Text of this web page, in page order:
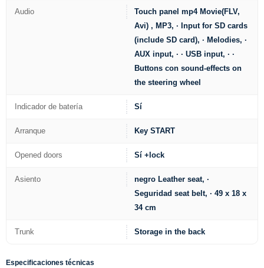
Audio
Touch panel mp4 Movie(FLV,
Avi) , MP3, · Input for SD cards
(include SD card), · Melodies, ·
AUX input, · · USB input, · ·
Buttons con sound-effects on
the steering wheel
Indicador de batería Sí
Arranque Key START
Opened doors Sí +lock
Asiento
negro Leather seat, ·
Seguridad seat belt, · 49 x 18 x
34 cm
Trunk Storage in the back
Especificaciones técnicas